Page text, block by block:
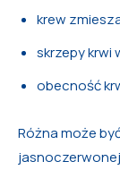
krew
skrzepy krwi
obecność
Różna może